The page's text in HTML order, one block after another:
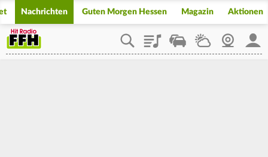
Nachrichten Guten Morgen Hessen Magazin Aktionen
PlaylistStaupilotWetterWebcam